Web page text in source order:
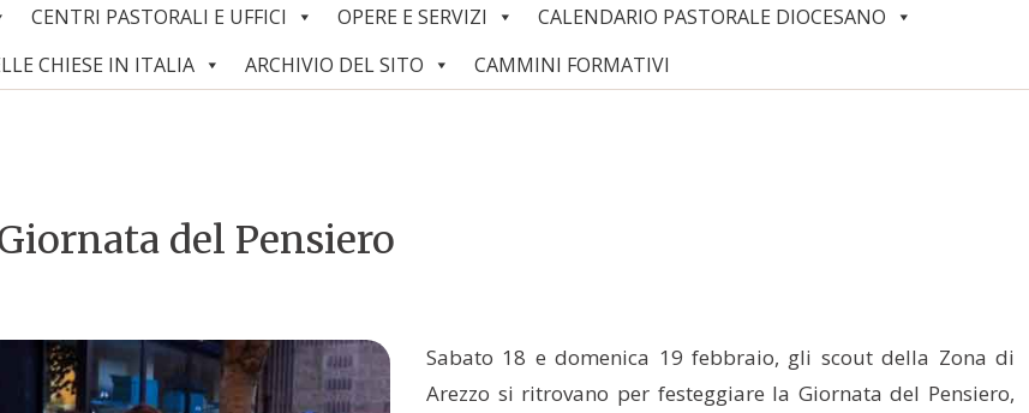
CENTRI PASTORALI E UFFICI OPERE E SERVIZI
CALENDARIO PASTORALE DIOCESANO
CHIESE IN ITALIA
ARCHIVIO DEL SITO CAMMINI FORMATIVI
del Pensiero
Sabato 18 e domenica 19 febbraio, gli scout della Zona di
Arezzo si ritrovano per festeggiare la Giornata del Pensiero,